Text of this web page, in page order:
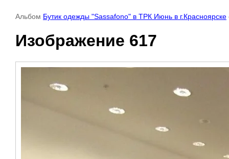
Альбом Бутик одежды "Sassafono" в ТРК Июнь в г.Красноярске
Изображение 617